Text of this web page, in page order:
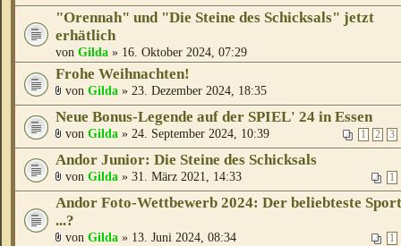
"Orennah" und "Die Steine des Schicksals" jetzt
erhätlich
von Gilda » 16. Oktober 2024, 07:29
Frohe Weihnachten!
von Gilda » 23. Dezember 2024, 18:35
Neue Bonus-Legende auf der SPIEL' 24 in Essen
1 2 3
von Gilda » 24. September 2024, 10:39
Andor Junior: Die Steine des Schicksals
1
von Gilda » 31. März 2021, 14:33
Andor Foto-Wettbewerb 2024: Der beliebteste Sport
...?
1
von Gilda » 13. Juni 2024, 08:34